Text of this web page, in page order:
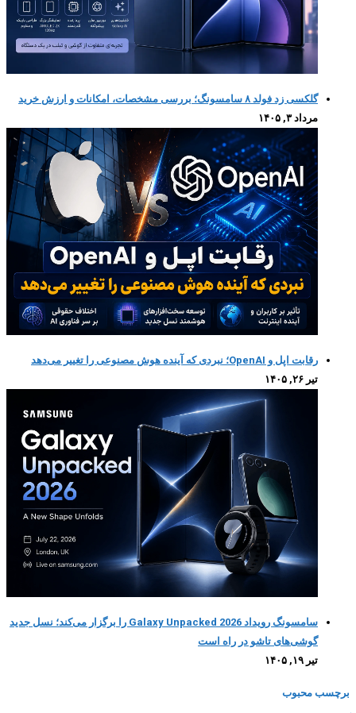
گلکسی زد فولد ۸ سامسونگ؛ بررسی مشخصات، امکانات و ارزش خرید
مرداد ۳, ۱۴۰۵
رقابت اپل و OpenAI؛ نبردی که آینده هوش مصنوعی را تغییر می‌دهد
تیر ۲۶, ۱۴۰۵
سامسونگ رویداد Galaxy Unpacked 2026 را برگزار می‌کند؛ نسل جدید
گوشی‌های تاشو در راه است
تیر ۱۹, ۱۴۰۵
برچسب محبوب